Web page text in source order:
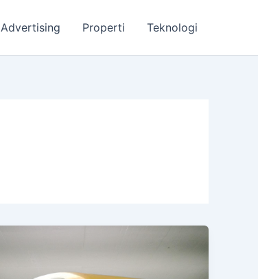
Advertising Properti Teknologi